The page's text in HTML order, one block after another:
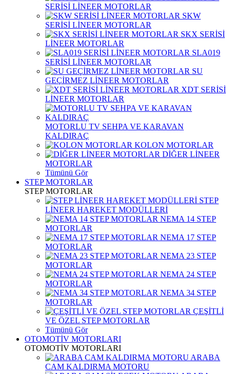
SERİSİ LİNEER MOTORLAR
SKW
SERİSİ LİNEER MOTORLAR
SKX SERİSİ
LİNEER MOTORLAR
SLA019
SERİSİ LİNEER MOTORLAR
SU
GEÇİRMEZ LİNEER MOTORLAR
XDT SERİSİ
LİNEER MOTORLAR
MOTORLU TV SEHPA VE KARAVAN
KALDIRAÇ
KOLON MOTORLAR
DİĞER LİNEER
MOTORLAR
Tümünü Gör
STEP MOTORLAR
STEP MOTORLAR
STEP
LİNEER HAREKET MODÜLLERİ
NEMA 14 STEP
MOTORLAR
NEMA 17 STEP
MOTORLAR
NEMA 23 STEP
MOTORLAR
NEMA 24 STEP
MOTORLAR
NEMA 34 STEP
MOTORLAR
ÇEŞİTLİ
VE ÖZEL STEP MOTORLAR
Tümünü Gör
OTOMOTİV MOTORLARI
OTOMOTİV MOTORLARI
ARABA
CAM KALDIRMA MOTORU